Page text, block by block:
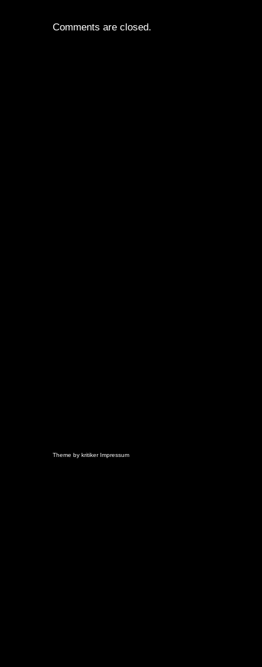
Comments are closed.
Theme by kritikerImpressum